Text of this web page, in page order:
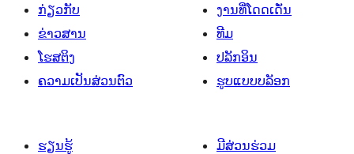
ກ່ຽວກັບ
ຂ່າວສານ
ໂຮສຕິງ
ຄວາມເປັນສ່ວນຕົວ
ງານທີ່ໂດດເດັ່ນ
ທີມ
ປລັກອິນ
ຮູບແບບບລັອກ
ຮຽນຮູ້
ມີສ່ວນຮ່ວມ